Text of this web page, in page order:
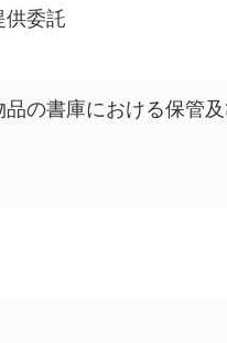
供委託
品の書庫における保管